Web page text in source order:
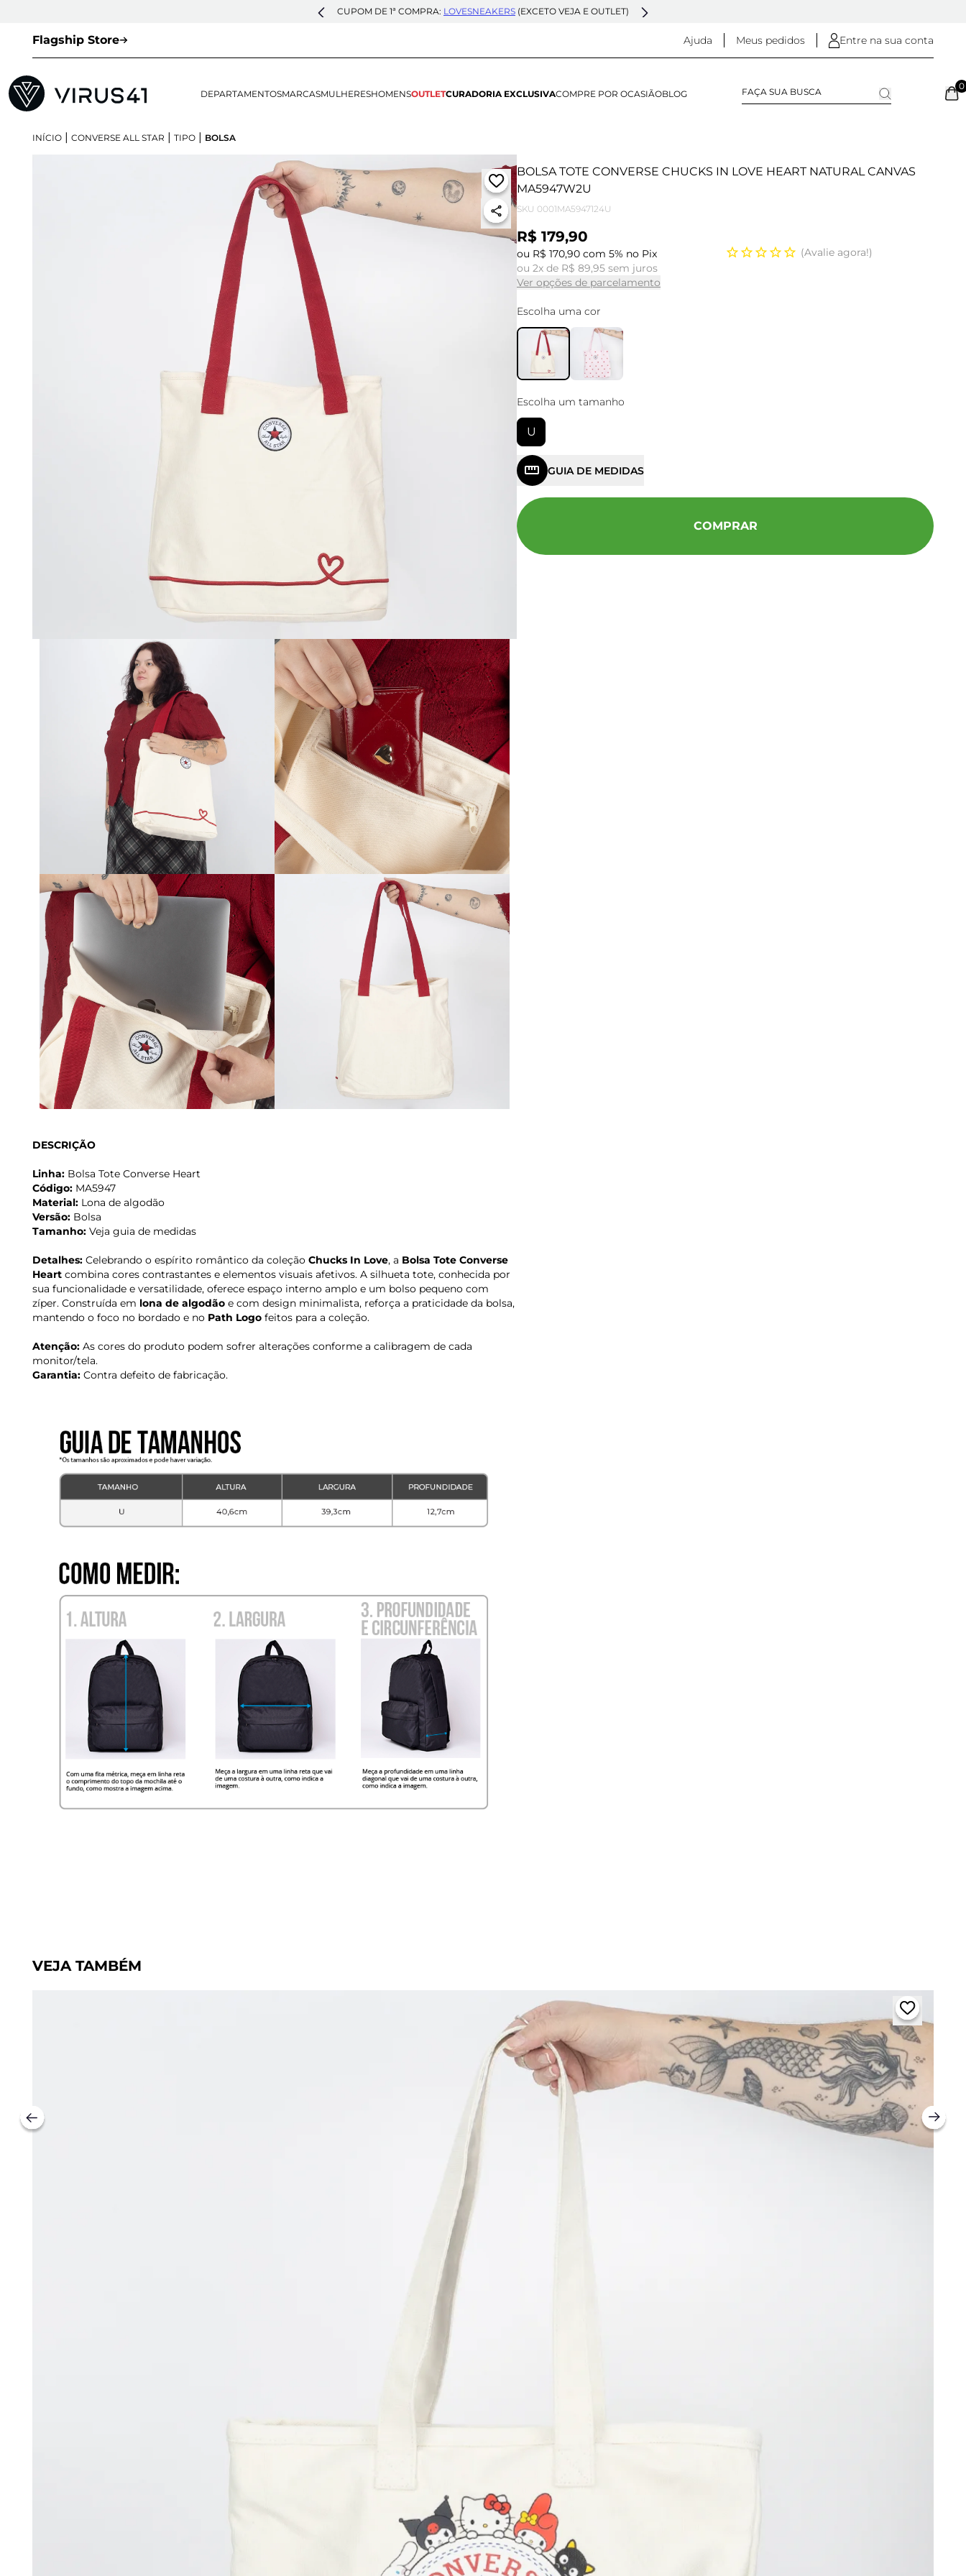
CUPOM DE 1ª COMPRA: LOVESNEAKERS (EXCETO VEJA E OUTLET)
Flagship Store Ajuda Meus pedidos Entre na sua conta
DEPARTAMENTOSMARCASMULHERESHOMENSOUTLETCURADORIA EXCLUSIVACOMPRE POR OCASIÃOBLOG
0
INÍCIO | CONVERSE ALL STAR | TIPO | BOLSA
DESCRIÇÃO
Linha: Bolsa Tote Converse Heart
Código: MA5947
Material: Lona de algodão
Versão: Bolsa
Tamanho: Veja guia de medidas
Detalhes: Celebrando o espírito romântico da coleção Chucks In Love, a Bolsa Tote Converse
Heart combina cores contrastantes e elementos visuais afetivos. A silhueta tote, conhecida por
sua funcionalidade e versatilidade, oferece espaço interno amplo e um bolso pequeno com
zíper. Construída em lona de algodão e com design minimalista, reforça a praticidade da bolsa,
mantendo o foco no bordado e no Path Logo feitos para a coleção.
Atenção: As cores do produto podem sofrer alterações conforme a calibragem de cada
monitor/tela.
Garantia: Contra defeito de fabricação.
BOLSA TOTE CONVERSE CHUCKS IN LOVE HEART NATURAL CANVAS
MA5947W2U
SKU 0001MA5947124U
R$ 179,90
ou R$ 170,90 com 5% no Pix
ou 2x de R$ 89,95 sem juros
Ver opções de parcelamento
Avalie agora!
Escolha uma cor
Escolha um tamanho
U
GUIA DE MEDIDAS
COMPRAR
VEJA TAMBÉM